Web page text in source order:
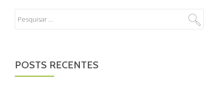
POSTS RECENTES